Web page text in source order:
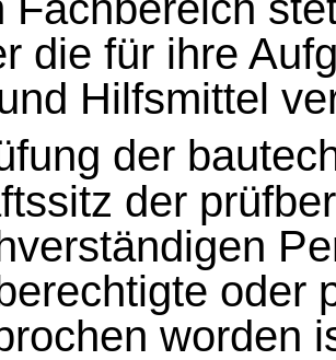
die für ihre
Hilfsmittel
der
der
oder
worden